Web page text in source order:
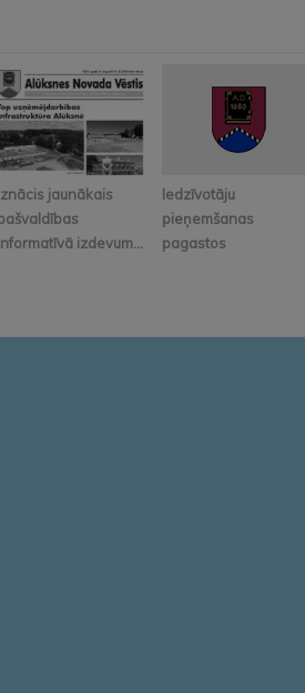
jaunākais
izdevum...
Iedzīvotāju
pieņemšanas
pagastos